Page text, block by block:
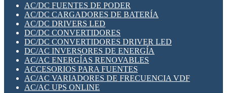
SWITCH Y MICROSWITCH
TARJETAS PI
UNIÓN Y DERIVACIÓN DE CABLE
PLACAS MODULARES IOT
SWITCHES Y REDES WIFI
SOLUCIONES IOT
SOLUCIONES LORAWAN
SOLUCIONES RED CELULAR
SEGURIDAD PARA REDES
SWITCHES LAN
TELEFONÍA IP (VOIP)
VIGILANCIA IP (CCTV)
MESHTASTIC
AC/DC FUENTES DE PODER
AC/DC CARGADORES DE BATERÍA
AC/DC DRIVERS LED
DC/DC CONVERTIDORES
DC/DC CONVERTIDORES DRIVER LED
DC/AC INVERSORES DE ENERGÍA
AC/AC ENERGÍAS RENOVABLES
ACCESORIOS PARA FUENTES
AC/AC VARIADORES DE FRECUENCIA VDF
AC/AC UPS ONLINE